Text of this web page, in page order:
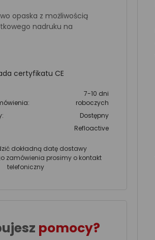
opaska z możliwością
nadruku na
certyfikatu CE
7-10 dni
roboczych
Dostępny
Refloactive
dokładną datę dostawy
zamówienia prosimy o kontakt
telefoniczny
pomocy?